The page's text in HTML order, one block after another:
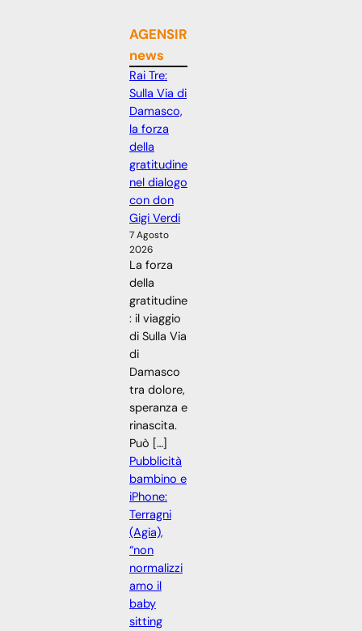
AGENSIR
news
Rai Tre:
Sulla Via di
Damasco,
la forza
della
gratitudine
nel dialogo
con don
Gigi Verdi
7 Agosto
2026
La forza
della
gratitudine
: il viaggio
di Sulla Via
di
Damasco
tra dolore,
speranza e
rinascita.
Può […]
Pubblicità
bambino e
iPhone:
Terragni
(Agia),
“non
normalizzi
amo il
baby
sitting